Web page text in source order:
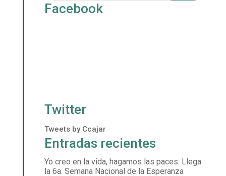
Facebook
Twitter
Tweets by Ccajar
Entradas recientes
Yo creo en la vida, hagamos las paces: Llega
la 6a. Semana Nacional de la Esperanza